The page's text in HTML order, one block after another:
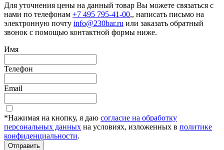
Для уточнения цены на данный товар Вы можете связаться с
нами по телефонам +7 495 795-41-00,, написать письмо на
электронную почту info@230bar.ru или заказать обратный
звонок с помощью контактной формы ниже.
Имя
Телефон
Email
*Нажимая на кнопку, я даю согласие на обработку
персональных данных на условиях, изложенных в политике
конфиденциальности.
Отправить